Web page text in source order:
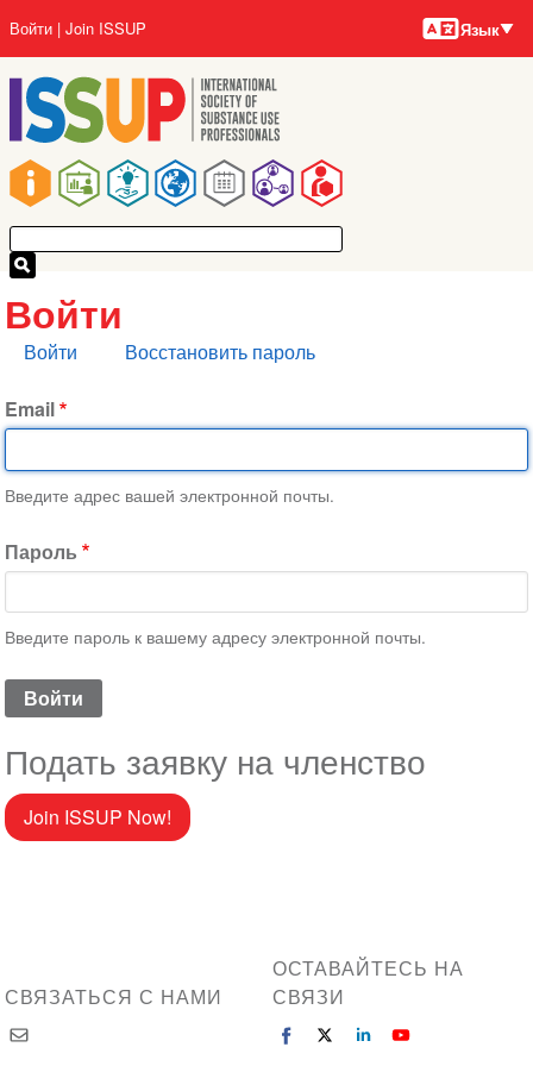
основному
содержанию
Main
navigation
User
account
menu
Войти Join ISSUP Языки
Язык
Войти
Главные
Войти Восстановить пароль
Email
Введите адрес вашей электронной почты.
Пароль
Введите пароль к вашему адресу электронной почты.
Подать заявку на членство
Join ISSUP Now!
СВЯЗАТЬСЯ С НАМИ
ОСТАВАЙТЕСЬ НА
СВЯЗИ